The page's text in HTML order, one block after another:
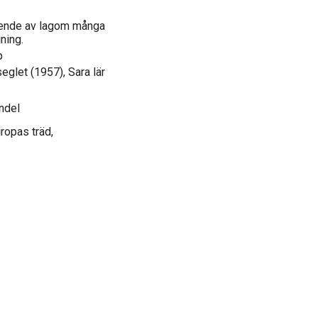
av lagom många
(1957), Sara lär
träd,